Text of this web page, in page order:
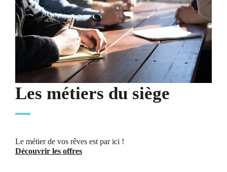
Les métiers du siège
Le métier de vos rêves est par ici !
Découvrir les offres